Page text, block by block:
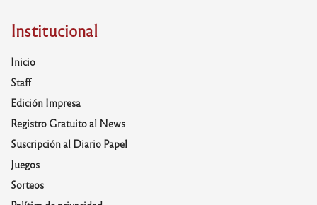
Institucional
Inicio
Staff
Edición Impresa
Registro Gratuito al News
Suscripción al Diario Papel
Juegos
Sorteos